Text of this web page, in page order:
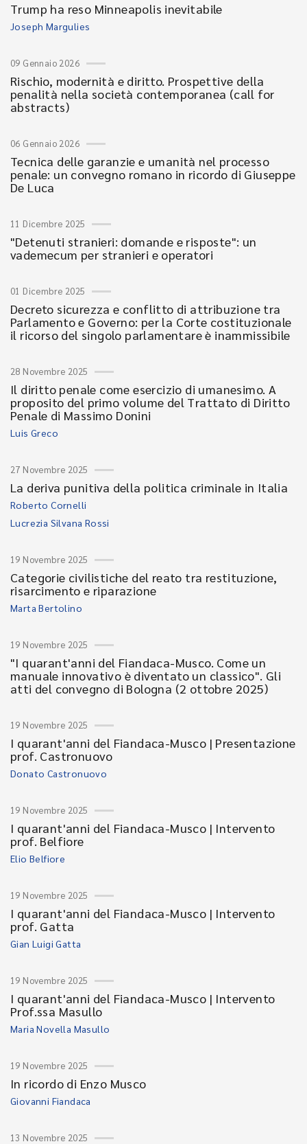
Trump ha reso Minneapolis inevitabile
Joseph Margulies
09 Gennaio 2026
Rischio, modernità e diritto. Prospettive della
penalità nella società contemporanea (call for
abstracts)
06 Gennaio 2026
Tecnica delle garanzie e umanità nel processo
penale: un convegno romano in ricordo di Giuseppe
De Luca
11 Dicembre 2025
"Detenuti stranieri: domande e risposte": un
vademecum per stranieri e operatori
01 Dicembre 2025
Decreto sicurezza e conflitto di attribuzione tra
Parlamento e Governo: per la Corte costituzionale
il ricorso del singolo parlamentare è inammissibile
28 Novembre 2025
Il diritto penale come esercizio di umanesimo. A
proposito del primo volume del Trattato di Diritto
Penale di Massimo Donini
Luis Greco
27 Novembre 2025
La deriva punitiva della politica criminale in Italia
Roberto Cornelli
Lucrezia Silvana Rossi
19 Novembre 2025
Categorie civilistiche del reato tra restituzione,
risarcimento e riparazione
Marta Bertolino
19 Novembre 2025
"I quarant'anni del Fiandaca-Musco. Come un
manuale innovativo è diventato un classico". Gli
atti del convegno di Bologna (2 ottobre 2025)
19 Novembre 2025
I quarant'anni del Fiandaca-Musco | Presentazione
prof. Castronuovo
Donato Castronuovo
19 Novembre 2025
I quarant'anni del Fiandaca-Musco | Intervento
prof. Belfiore
Elio Belfiore
19 Novembre 2025
I quarant'anni del Fiandaca-Musco | Intervento
prof. Gatta
Gian Luigi Gatta
19 Novembre 2025
I quarant'anni del Fiandaca-Musco | Intervento
Prof.ssa Masullo
Maria Novella Masullo
19 Novembre 2025
In ricordo di Enzo Musco
Giovanni Fiandaca
13 Novembre 2025